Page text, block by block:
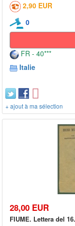
2,90 EUR
0
FR - 40***
Italie
+ ajout à ma sélection
28,00 EUR
FIUME. Lettera del